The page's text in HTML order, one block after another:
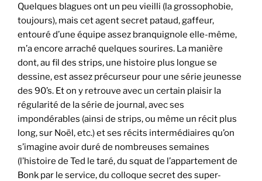
Quelques blagues ont un peu vieilli (la grossophobie,
toujours), mais cet agent secret pataud, gaffeur,
entouré d’une équipe assez branquignole elle-même,
m’a encore arraché quelques sourires. La manière
dont, au fil des strips, une histoire plus longue se
dessine, est assez précurseur pour une série jeunesse
des 90’s. Et on y retrouve avec un certain plaisir la
régularité de la série de journal, avec ses
impondérables (ainsi de strips, ou même un récit plus
long, sur Noël, etc.) et ses récits intermédiaires qu’on
s’imagine avoir duré de nombreuses semaines
(l’histoire de Ted le taré, du squat de l’appartement de
Bonk par le service, du colloque secret des super-